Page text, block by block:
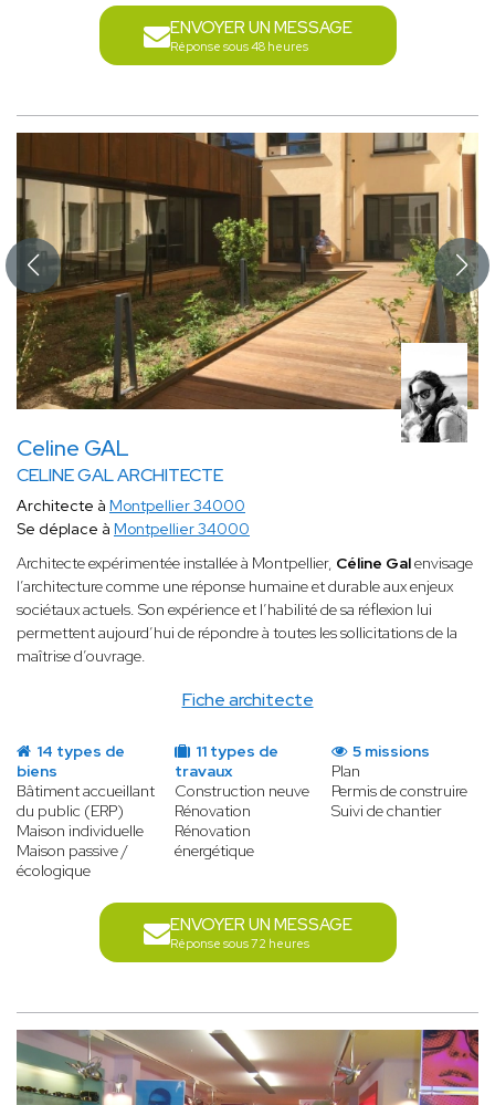
ENVOYER UN MESSAGE
Réponse sous 48 heures
Celine GAL
CELINE GAL ARCHITECTE
Fiche architecte
Architecte à Montpellier 34000
Se déplace à Montpellier 34000
Architecte expérimentée installée à Montpellier, Céline Galenvisage
l’architecture comme une réponse humaine et durable aux enjeux
sociétaux actuels. Son expérience et l’habilité de sa réflexion lui
permettent aujourd’hui de répondre à toutes les sollicitations de la
maîtrise d’ouvrage.
14 types de
biens
Bâtiment accueillant
du public (ERP)
Maison individuelle
Maison passive /
écologique
11 types de
travaux
Construction neuve
Rénovation
Rénovation
énergétique
5 missions
Plan
Permis de construire
Suivi de chantier
ENVOYER UN MESSAGE
Réponse sous 72 heures